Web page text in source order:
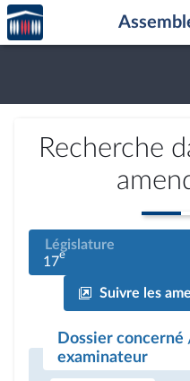
Aller au contenu
Aller en bas de la page
Accèder
à la
page
Recherche
Législature
17e
Suivre les
Dossier concerné
examinateur